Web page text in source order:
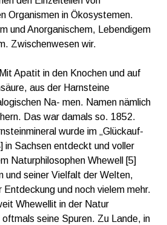
Organismen in Ökosystemen.
und Anorganischem, Lebendigem
Zwischenwesen wir.
Mit Apatitin den Knochen und auf
aus der Harnsteine
Na- men. Namen nämlich
Das war damals so. 1852.
wurde im „Glückauf-
in Sachsen entdeckt und voller
Naturphilosophen Whewell [5]
und seiner Vielfalt der Welten,
Entdeckung und noch vielem mehr.
Whewellit in der Natur
seine Spuren. Zu Lande, in